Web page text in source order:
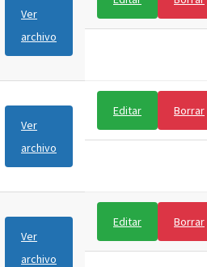
Ver
archivo
Ver
archivo
Editar Borrar
Ver
archivo
Editar Borrar